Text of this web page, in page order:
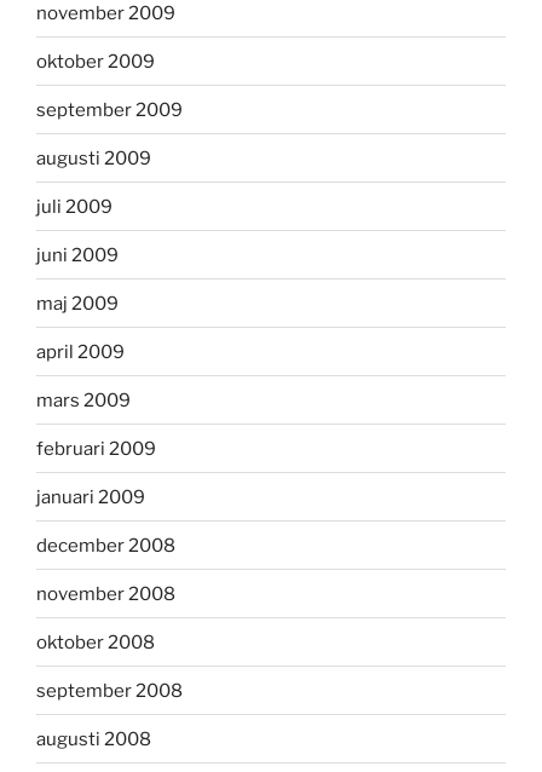
november 2009
oktober 2009
september 2009
augusti 2009
juli 2009
juni 2009
maj 2009
april 2009
mars 2009
februari 2009
januari 2009
december 2008
november 2008
oktober 2008
september 2008
augusti 2008